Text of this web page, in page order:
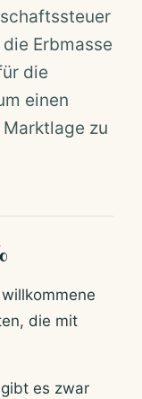
Erbmasse
die
einen
zu
die mit
es zwar